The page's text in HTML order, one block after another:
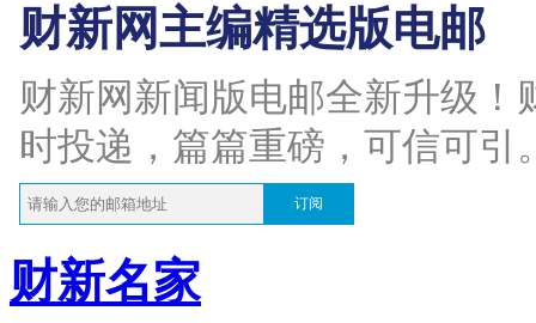
财新网主编精选版电邮
财新网新闻版电邮全新升级
时投递，篇篇重磅，可信可引
订阅
财新名家